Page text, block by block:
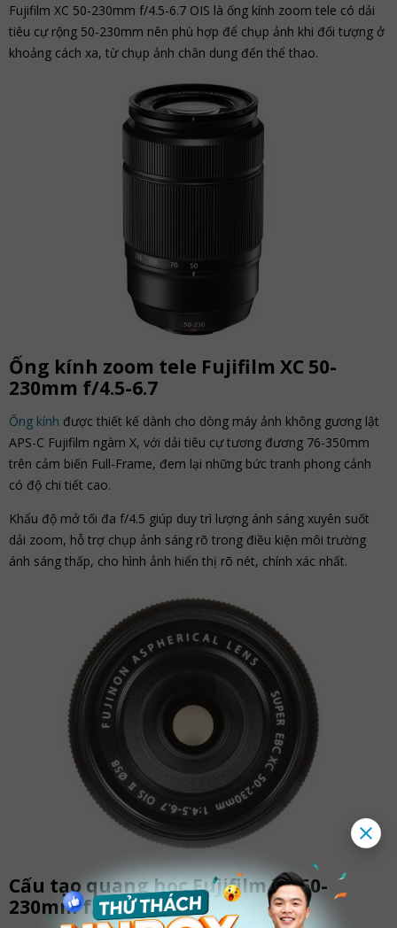
Fujifilm XC 50-230mm f/4.5-6.7 OIS là ống kính zoom tele có dải
tiêu cự rộng 50-230mm nên phù hợp để chụp ảnh khi đối tượng ở
khoảng cách xa, từ chụp ảnh chân dung đến thể thao.
Ống kính zoom tele Fujifilm XC 50-
230mm f/4.5-6.7
Ống kính được thiết kế dành cho dòng máy ảnh không gương lật
APS-C Fujifilm ngàm X, với dải tiêu cự tương đương 76-350mm
trên cảm biến Full-Frame, đem lại những bức tranh phong cảnh
có độ chi tiết cao.
Khẩu độ mở tối đa f/4.5 giúp duy trì lượng ánh sáng xuyên suốt
dải zoom, hỗ trợ chụp ảnh sáng rõ trong điều kiện môi trường
ánh sáng thấp, cho hình ảnh hiển thị rõ nét, chính xác nhất.
Cấu tạo quang học Fujifilm XC 50-
230mm f/4.5-6.7 OIS